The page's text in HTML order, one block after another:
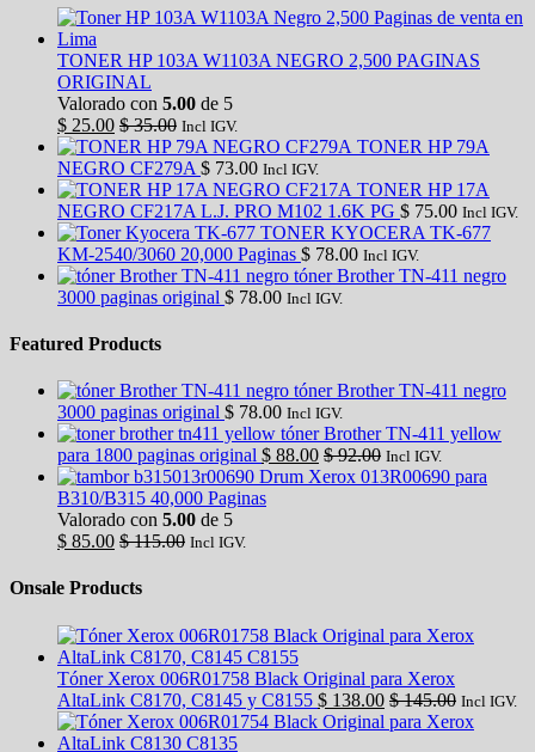
TONER HP 103A W1103A NEGRO 2,500 PAGINAS
ORIGINAL
Valorado con 5.00 de 5
$ 25.00 $35.00 Incl IGV.
TONER HP 79A
NEGRO CF279A $ 73.00 Incl IGV.
TONER HP 17A
NEGRO CF217A L.J. PRO M102 1.6K PG $ 75.00 Incl IGV.
TONER KYOCERA TK-677
KM-2540/3060 20,000 Paginas $ 78.00 Incl IGV.
tóner Brother TN-411 negro
3000 paginas original $ 78.00 Incl IGV.
Featured Products
tóner Brother TN-411 negro
3000 paginas original $ 78.00 Incl IGV.
tóner Brother TN-411 yellow
para 1800 paginas original $ 88.00 $92.00 Incl IGV.
Drum Xerox 013R00690 para
B310/B315 40,000 Paginas
Valorado con 5.00 de 5
$ 85.00 $115.00 Incl IGV.
Onsale Products
Tóner Xerox 006R01758 Black Original para Xerox
AltaLink C8170, C8145 y C8155 $ 138.00 $145.00 Incl IGV.